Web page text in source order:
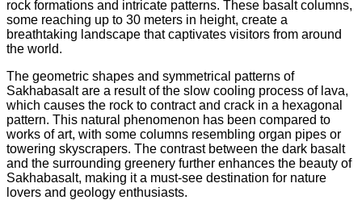
rock formations and intricate patterns. These basalt columns,
some reaching up to 30 meters in height, create a
breathtaking landscape that captivates visitors from around
the world.
The geometric shapes and symmetrical patterns of
Sakhabasalt are a result of the slow cooling process of lava,
which causes the rock to contract and crack in a hexagonal
pattern. This natural phenomenon has been compared to
works of art, with some columns resembling organ pipes or
towering skyscrapers. The contrast between the dark basalt
and the surrounding greenery further enhances the beauty of
Sakhabasalt, making it a must-see destination for nature
lovers and geology enthusiasts.